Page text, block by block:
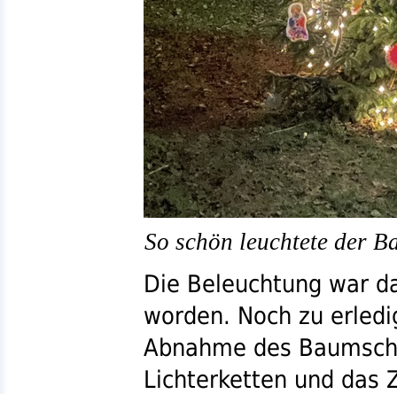
So schön leuchtete der
Die Beleuchtung war
worden. Noch zu
Abnahme des
Lichterketten und das